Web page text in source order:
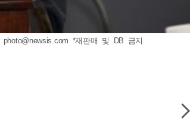
photo@newsis.com *재판매 및 DB 금지